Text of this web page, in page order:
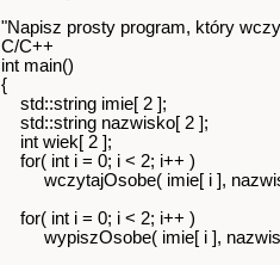
"Napisz prosty program, który
C/C++
int main()
{
std::string imie[ 2 ];
std::string nazwisko[ 2 ];
int wiek[ 2 ];
for( int i = 0; i < 2; i++ )
wczytajOsobe( imie[ i ],
for( int i = 0; i < 2; i++ )
wypiszOsobe( imie[ i ],